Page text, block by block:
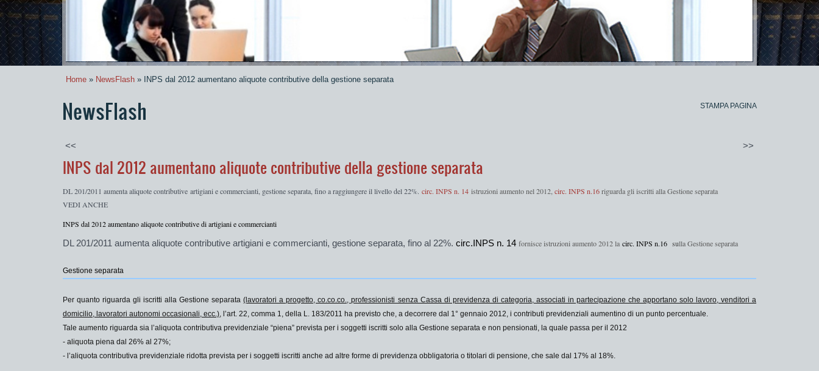
Home » NewsFlash » INPS dal 2012 aumentano aliquote contributive della gestione separata
NewsFlash STAMPA PAGINA
<< >>
INPS dal 2012 aumentano aliquote contributive della gestione separata
DL 201/2011 aumenta aliquote contributive artigiani e commercianti , gestione separata, fino a raggiungere il livello del 22%. circ. INPS n. 14 istruzioni aumento nel 2012, circ. INPS n.16riguarda gli iscritti alla Gestione separata
VEDI ANCHE
INPS dal 2012 aumentano aliquote contributive di artigiani e commercianti
DL 201/2011 aumenta aliquote contributive artigiani e commercianti, gestione separata, fino al 22%. circ.INPS n. 14 fornisce istruzioni aumento 2012 la circ. INPS n.16 sulla Gestione separata
Gestione separata
Per quanto riguarda gli iscritti allaGestione separata (lavoratori a progetto, co.co.co., professionisti senza Cassa di previdenza di categoria, associati in partecipazione che apportano solo lavoro, venditori a
domicilio, lavoratori autonomi occasionali, ecc.), l’art. 22, comma 1, della L. 183/2011 ha previsto che, a decorrere dal 1° gennaio 2012, i contributi previdenziali aumentino di un punto percentuale.
Tale aumento riguarda sia l’aliquota contributiva previdenziale “piena” prevista per i soggetti iscritti solo alla Gestione separata e non pensionati, la quale passa per il 2012
- aliquota piena dal 26% al 27%;
- l’aliquota contributiva previdenziale ridotta prevista per i soggetti iscritti anche ad altre forme di previdenza obbligatoria o titolari di pensione, che sale dal 17% al 18%.